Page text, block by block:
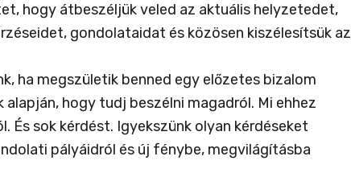
hogy átbeszéljük veled az aktuális helyzetedet,
gondolataidat és közösen kiszélesítsük az
ha megszületik benned egy előzetes bizalom
hogy tudj beszélni magadról. Mi ehhez
sok kérdést. Igyekszünk olyan kérdéseket
pályáidról és új fénybe, megvilágításba